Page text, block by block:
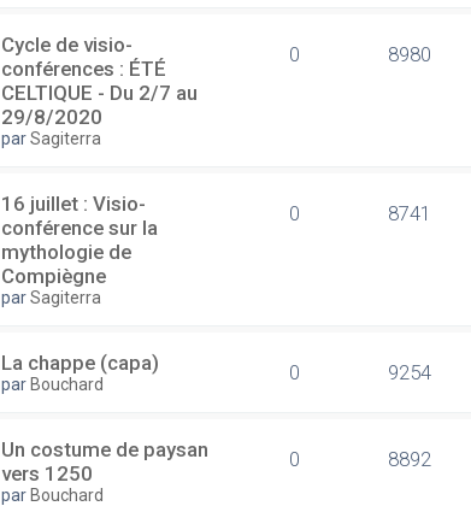
Cycle de visio-
conférences : ÉTÉ
CELTIQUE - Du 2/7 au
29/8/2020
parSagiterra
0 8980
16 juillet : Visio-
conférence sur la
mythologie de
Compiègne
parSagiterra
0 8741
La chappe (capa)
par Bouchard 0 9254
Un costume de paysan
vers 1250
par Bouchard
0 8892